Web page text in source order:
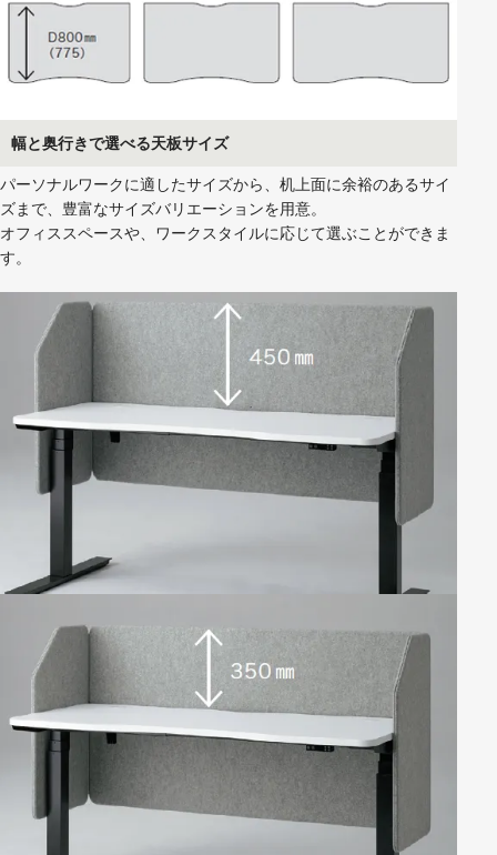
幅と奥行きで選べる天板サイズ
パーソナルワークに適したサイズから、机上面に余裕のあるサイ
ズまで、豊富なサイズバリエーションを用意。
オフィススペースや、ワークスタイルに応じて選ぶことができま
す。